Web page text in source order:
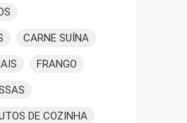
CARNE SUÍNA
FRANGO
DE COZINHA